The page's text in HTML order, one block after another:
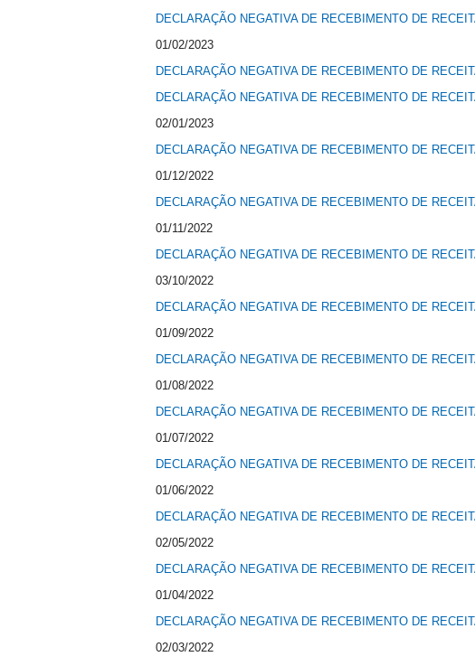
DECLARAÇÃO NEGATIVA DE RECEBIMENTO DE
01/02/2023
DECLARAÇÃO NEGATIVA DE RECEBIMENTO DE
DECLARAÇÃO NEGATIVA DE RECEBIMENTO DE
02/01/2023
DECLARAÇÃO NEGATIVA DE RECEBIMENTO DE
01/12/2022
DECLARAÇÃO NEGATIVA DE RECEBIMENTO DE
01/11/2022
DECLARAÇÃO NEGATIVA DE RECEBIMENTO DE
03/10/2022
DECLARAÇÃO NEGATIVA DE RECEBIMENTO DE
01/09/2022
DECLARAÇÃO NEGATIVA DE RECEBIMENTO DE
01/08/2022
DECLARAÇÃO NEGATIVA DE RECEBIMENTO DE
01/07/2022
DECLARAÇÃO NEGATIVA DE RECEBIMENTO DE
01/06/2022
DECLARAÇÃO NEGATIVA DE RECEBIMENTO DE
02/05/2022
DECLARAÇÃO NEGATIVA DE RECEBIMENTO DE
01/04/2022
DECLARAÇÃO NEGATIVA DE RECEBIMENTO DE
02/03/2022